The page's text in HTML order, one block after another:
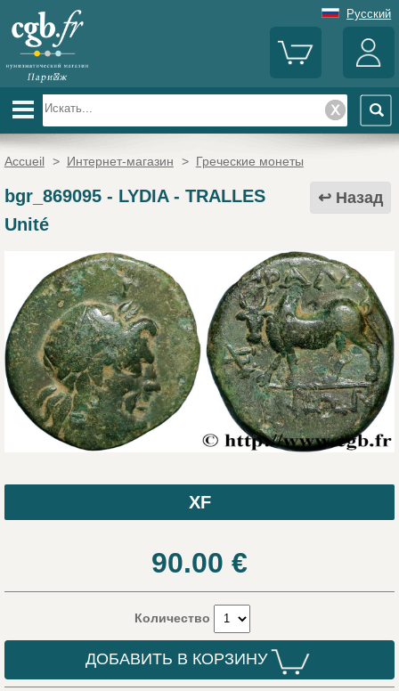
Русский
Accueil > Интернет-магазин > Греческие монеты
Назад
bgr_869095- LYDIA - TRALLES
Unité
XF
90.00 €
Количество
ДОБАВИТЬ В КОРЗИНУ